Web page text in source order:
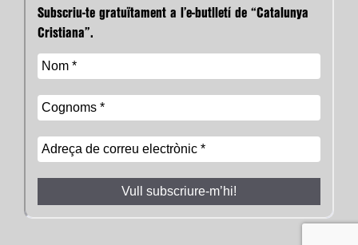
Subscriu-te gratuïtament a l’e-butlletí de “Catalunya
Cristiana”.